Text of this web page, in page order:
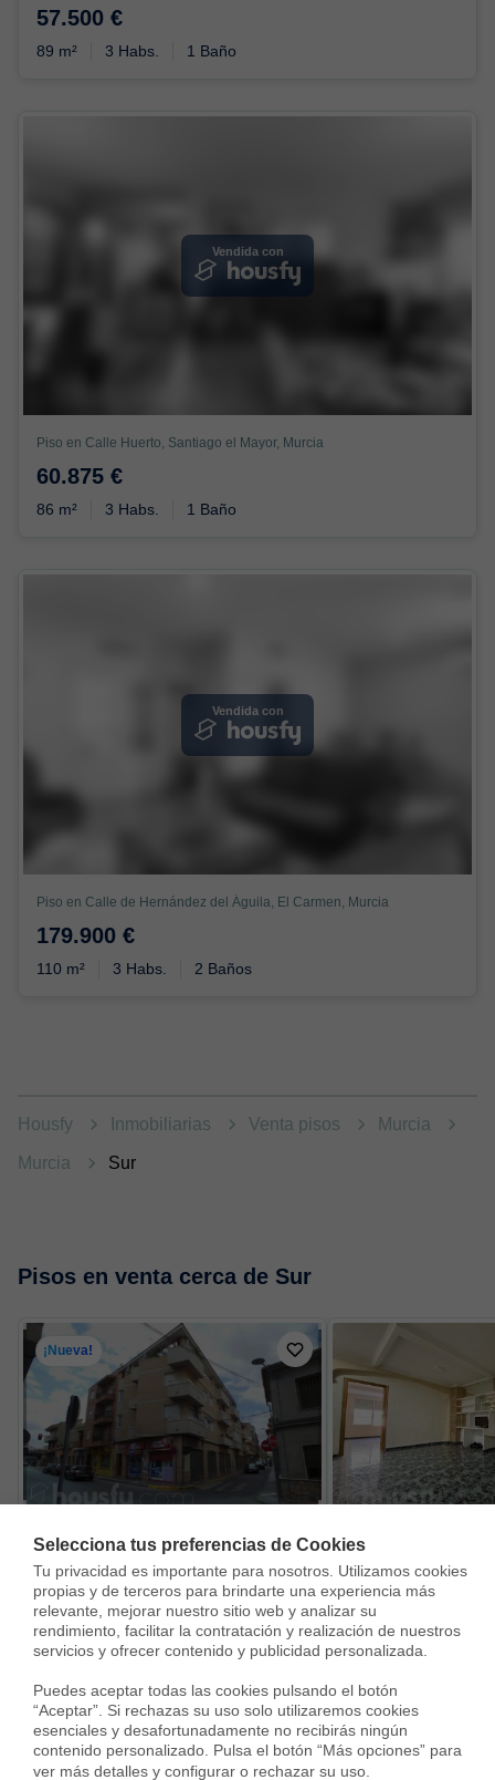
Selecciona tus preferencias de Cookies
Tu privacidad es importante para nosotros. Utilizamos cookies
propias y de terceros para brindarte una experiencia más
relevante, mejorar nuestro sitio web y analizar su
rendimiento, facilitar la contratación y realización de nuestros
servicios y ofrecer contenido y publicidad personalizada.
Puedes aceptar todas las cookies pulsando el botón
“Aceptar”. Si rechazas su uso solo utilizaremos cookies
esenciales y desafortunadamente no recibirás ningún
contenido personalizado. Pulsa el botón “Más opciones” para
ver más detalles y configurar o rechazar su uso.
57.500 €
89 m² 3 Habs. 1 Baño
Vendida con
Piso en Calle Huerto, Santiago el Mayor, Murcia
60.875 €
86 m² 3 Habs. 1 Baño
Vendida con
Piso en Calle de Hernández del Águila, El Carmen, Murcia
179.900 €
110 m² 3 Habs. 2 Baños
Housfy Inmobiliarias Venta pisos Murcia
Murcia Sur
Pisos en venta cerca de Sur
¡Nueva!
Piso en Calle Rey Juan Carlos I, Callosa de Segura
98.000 €
82 m² 2 Habs. 2 Baños
Piso en CL PIO XII,
78.900 €
74 m²
Vivir en Sur